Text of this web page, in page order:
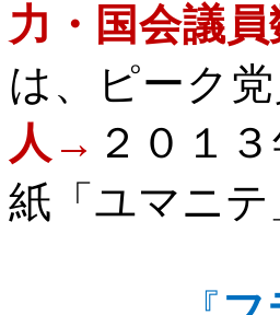
力・国会議
は、ピーク党
人→ ２０１
紙「ユマニ